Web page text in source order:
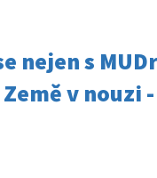
nejen s
v nouzi